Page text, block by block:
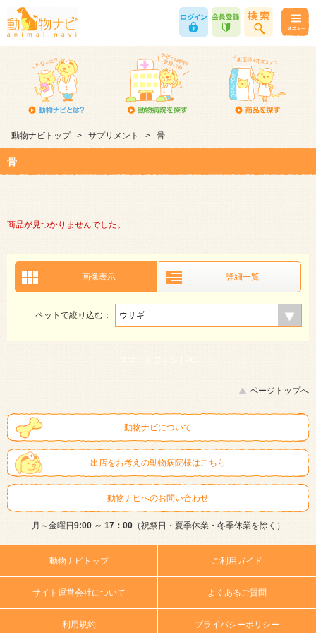
動物ナビトップ > サプリメント > 骨
骨
商品が見つかりませんでした。
画像表示 詳細一覧
ペットで絞り込む：
スマートフォン | PC
ページトップへ
動物ナビについて
出店をお考えの動物病院様はこちら
動物ナビへのお問い合わせ
月～金曜日 9:00 ～ 17：00（祝祭日・夏季休業・冬季休業を除く）
動物ナビトップ ご利用ガイド
サイト運営会社について よくあるご質問
利用規約 プライバシーポリシー